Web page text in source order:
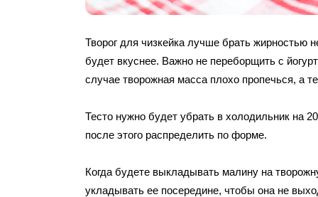
Творог для чизкейка лучше брать жирностью
будет вкуснее. Важно не переборщить с
случае творожная масса плохо пропечься, а
Тесто нужно будет убрать в холодильник на
после этого распределить по форме.
Когда будете выкладывать малину на
укладывать ее посередине, чтобы она не